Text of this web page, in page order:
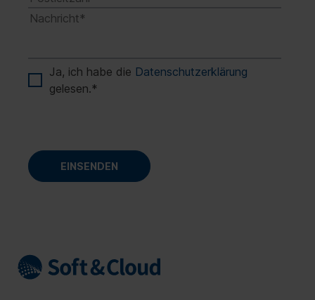
Ja, ich habe die Datenschutzerklärung
gelesen.*